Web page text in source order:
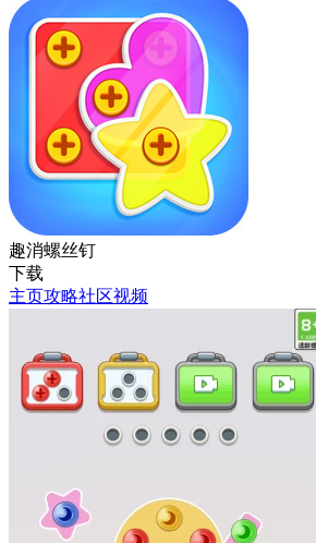
趣消螺丝钉
下载
主页攻略社区视频